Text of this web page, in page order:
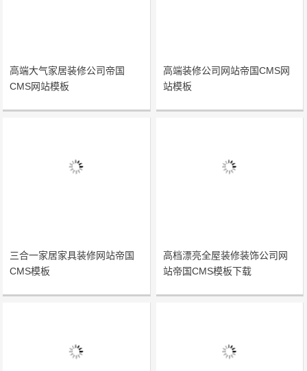
高端大气家居装修公司帝国
CMS网站模板
高端装修公司网站帝国CMS网
站模板
三合一家居家具装修网站帝国
CMS模板
高档漂亮全屋装修装饰公司网
站帝国CMS模板下载